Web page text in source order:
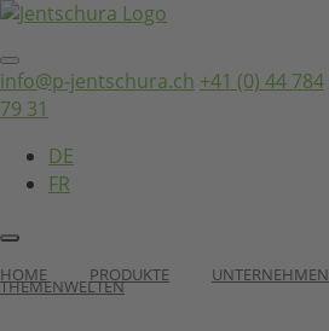
info@p-jentschura.ch +41 (0) 44 784
79 31
DE
FR
HOME PRODUKTE UNTERNEHMEN
THEMENWELTEN